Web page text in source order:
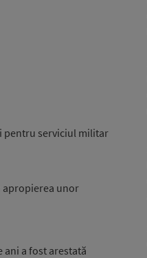
pentru serviciul militar
apropierea unor
a fost arestată